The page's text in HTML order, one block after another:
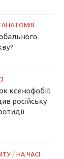
ксенофобії:
російську
/ НА ЧАСІ